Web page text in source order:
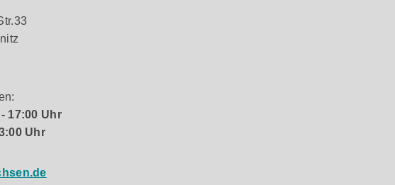
17:00 Uhr
Uhr